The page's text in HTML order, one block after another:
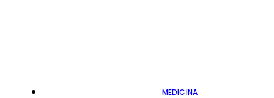
MEDICINA